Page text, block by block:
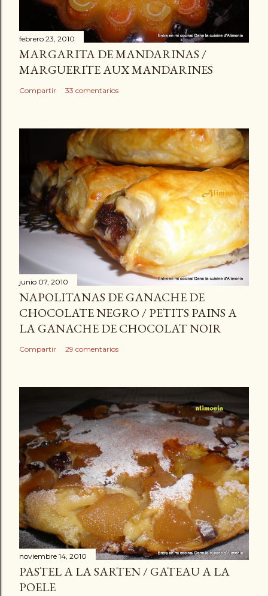
febrero 23, 2010
MARGARITA DE MANDARINAS /
MARGUERITE AUX MANDARINES
Compartir 33 comentarios
junio 07, 2010
NAPOLITANAS DE GANACHE DE
CHOCOLATE NEGRO / PETITS PAINS A
LA GANACHE DE CHOCOLAT NOIR
Compartir 29 comentarios
noviembre 14, 2010
PASTEL A LA SARTEN / GATEAU A LA
POELE